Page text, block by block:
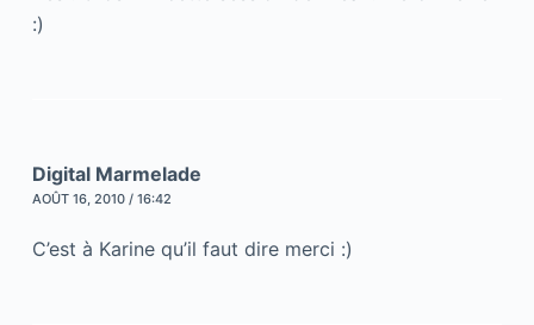
:)
Digital Marmelade
AOÛT 16, 2010 / 16:42
C’est à Karine qu’il faut dire merci :)